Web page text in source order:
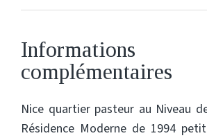
Informations
complémentaires
Nice quartier pasteur au Niveau
Résidence Moderne de 1994